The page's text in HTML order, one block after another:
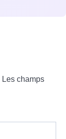
Les champs